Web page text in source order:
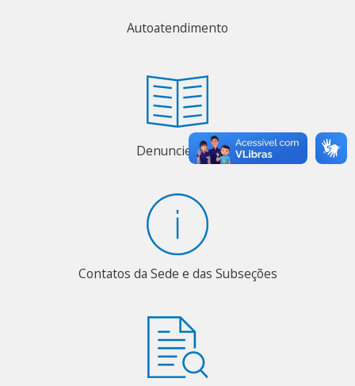
Autoatendimento
Denuncie aqui
Contatos da Sede e das Subseções